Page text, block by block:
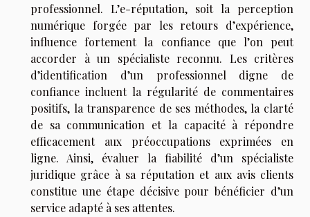
professionnel. L’e-réputation, soit la perception
numérique forgée par les retours d’expérience,
influence fortement la confiance que l’on peut
accorder à un spécialiste reconnu. Les critères
d’identification d’un professionnel digne de
confiance incluent la régularité de commentaires
positifs, la transparence de ses méthodes, la clarté
de sa communication et la capacité à répondre
efficacement aux préoccupations exprimées en
ligne. Ainsi, évaluer la fiabilité d’un spécialiste
juridique grâce à sa réputation et aux avis clients
constitue une étape décisive pour bénéficier d’un
service adapté à ses attentes.